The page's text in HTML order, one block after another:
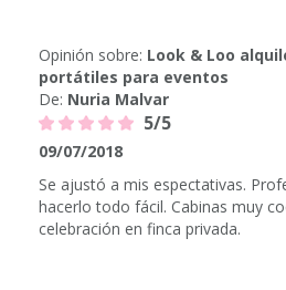
Opinión sobre: Look & Loo
portátiles para eventos
De: Nuria Malvar
5/5
09/07/2018
Se ajustó a mis espectativas.
hacerlo todo fácil. Cabinas muy
celebración en finca privada.